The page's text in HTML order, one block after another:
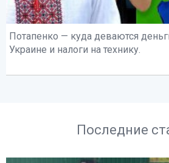
Потапенко — куда деваются
Украине и налоги на технику.
Последние